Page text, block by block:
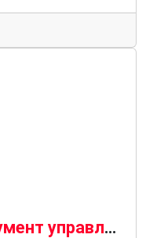
MKVToolNix 100 Инструмент управления MKV содержит новые функции и усовершенствования